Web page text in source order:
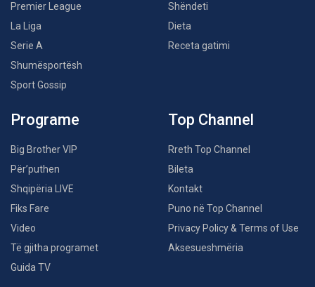
Premier League
La Liga
Serie A
Shumësportësh
Sport Gossip
Shëndeti
Dieta
Receta gatimi
Programe
Big Brother VIP
Për’puthen
Shqipëria LIVE
Fiks Fare
Video
Të gjitha programet
Guida TV
Top Channel
Rreth Top Channel
Bileta
Kontakt
Puno në Top Channel
Privacy Policy & Terms of Use
Aksesueshmëria